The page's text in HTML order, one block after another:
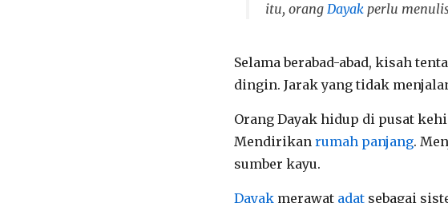
itu, orang Dayak perlu
Selama berabad-abad, kisah
dingin. Jarak yang tidak
Orang Dayak hidup di pusat
Mendirikan rumah panjang.
sumber kayu.
Dayak merawat adat sebagai